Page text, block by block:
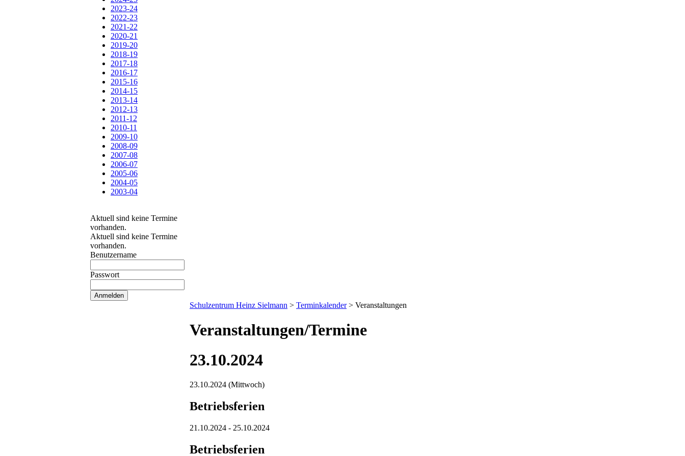
2023-24
2022-23
2021-22
2020-21
2019-20
2018-19
2017-18
2016-17
2015-16
2014-15
2013-14
2012-13
2011-12
2010-11
2009-10
2008-09
2007-08
2006-07
2005-06
2004-05
2003-04
Aktuell sind keine Termine
vorhanden.
Aktuell sind keine Termine
vorhanden.
Benutzername
Passwort
Schulzentrum Heinz Sielmann > Terminkalender> Veranstaltungen
Veranstaltungen/Termine
23.10.2024
23.10.2024 (Mittwoch)
Betriebsferien
21.10.2024 - 25.10.2024
Betriebsferien